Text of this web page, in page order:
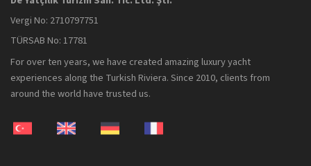
Vergi No: 2710797751
TÜRSAB No: 17781
For over ten years, we have created amazing luxury yacht
experiences along the Turkish Riviera. Since 2010, clients from
around the world have trusted us.